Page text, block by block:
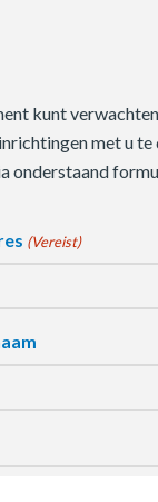
kunt
met u
onderstaand
(Vereist)